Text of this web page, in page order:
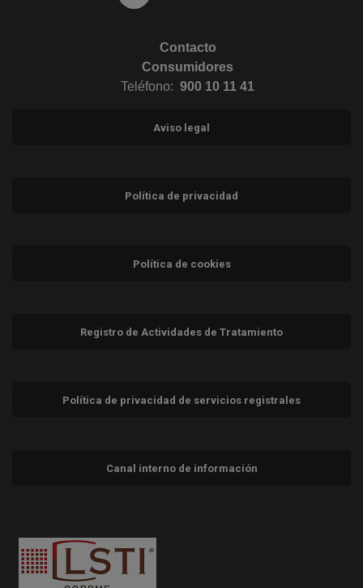
Contacto
Consumidores
Teléfono: 900 10 11 41
Aviso legal
Política de privacidad
Política de cookies
Registro de Actividades de Tratamiento
Política de privacidad de servicios registrales
Canal interno de información